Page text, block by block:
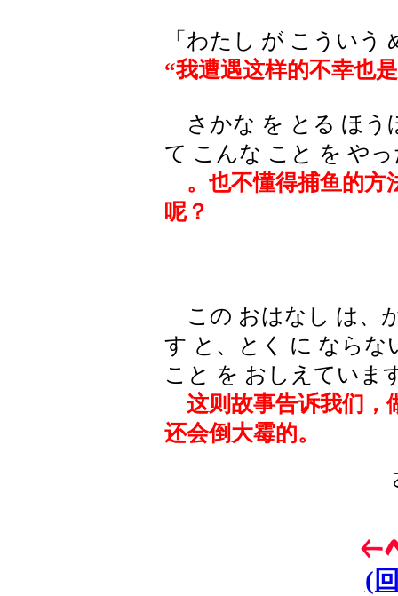
「わたし が こういう
“我遭遇这样的不幸也
さかな を とる ほう
て こんな こと を や
。也不懂得捕鱼的方
呢？
この おはなし は、
す と、とく に ならな
こと を おしえていま
这则故事告诉我们，
还会倒大霉的。
(